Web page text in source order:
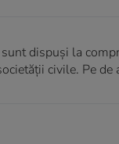
dispuși la
civile. Pe de